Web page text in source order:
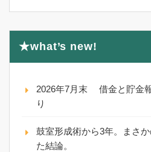
★what’s new!
2026年7月末 借金と貯金
り
鼓室形成術から3年。まさ
た結論。